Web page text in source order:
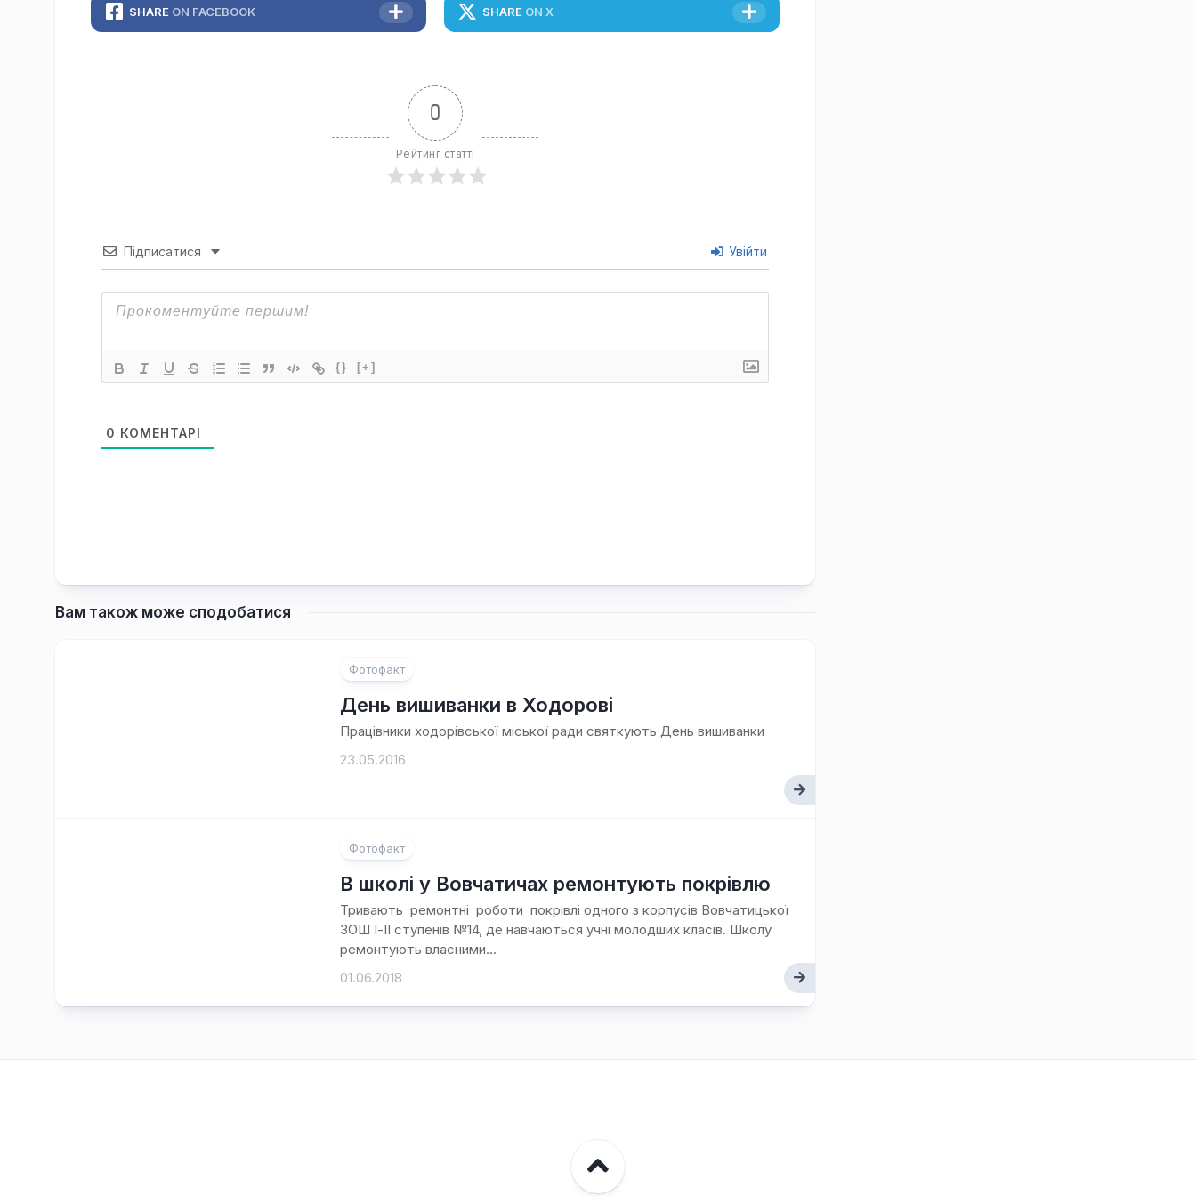
SHARE ON FACEBOOK SHARE ON X
0
Рейтинг статті
Підписатися Увійти
{} [+]
0 КОМЕНТАРІ
Вам також може сподобатися
Фотофакт
День вишиванки в Ходорові
Працівники ходорівської міської ради святкують День вишиванки
23.05.2016
Фотофакт
В школі у Вовчатичах ремонтують покрівлю
Тривають ремонтні роботи покрівлі одного з корпусів Вовчатицької
ЗОШ І-ІІ ступенів №14, де навчаються учні молодших класів. Школу
ремонтують власними...
01.06.2018